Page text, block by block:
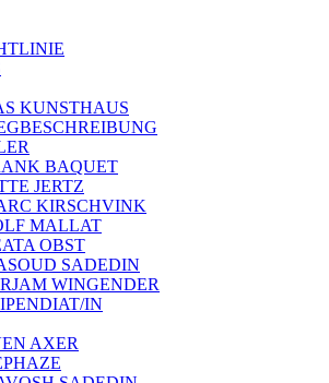
KUNSTHAUS
BAQUET
JERTZ
KIRSCHVINK
MALLAT
OBST
SADEDIN
WINGENDER
IN
AXER